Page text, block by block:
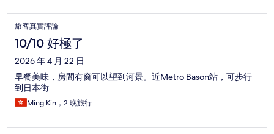
旅客真實評論
10/10 好極了
2026 年 4 月 22 日
早餐美味，房間有窗可以望到河景。近Metro Bason站，可步行
到日本街
Ming Kin，2 晚旅行